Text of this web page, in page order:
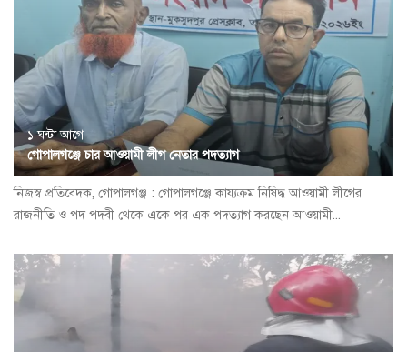
১ ঘন্টা আগে
গোপালগঞ্জে চার আওয়ামী লীগ নেতার পদত্যাগ
নিজস্ব প্রতিবেদক, গোপালগঞ্জ : গোপালগঞ্জে কায্যক্রম নিষিদ্ধ আওয়ামী লীগের
রাজনীতি ও পদ পদবী থেকে একে পর এক পদত্যাগ করছেন আওয়ামী...